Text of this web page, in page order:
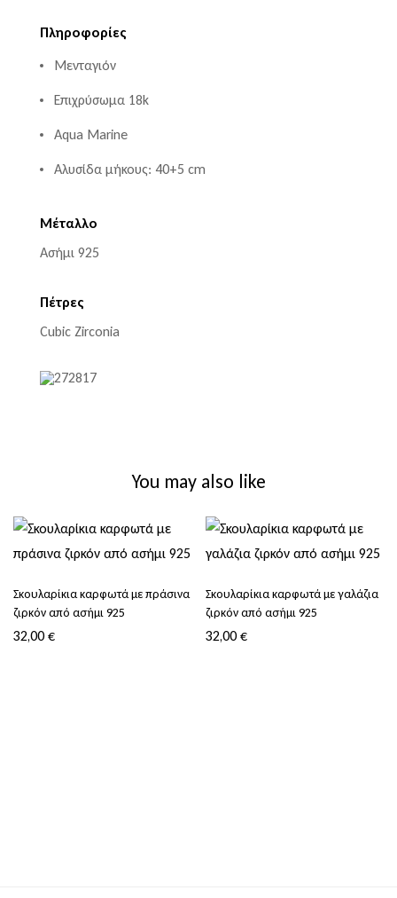
Πληροφορίες
Μενταγιόν
Επιχρύσωμα 18k
Aqua Marine
Αλυσίδα μήκους: 40+5 cm
Μέταλλο
Ασήμι 925
Πέτρες
Cubic Zirconia
You may also like
Σκουλαρίκια καρφωτά με πράσινα
ζιρκόν από ασήμι 925
32,00€
Σκουλαρίκια καρφωτά με γαλάζια
ζιρκόν από ασήμι 925
32,00€